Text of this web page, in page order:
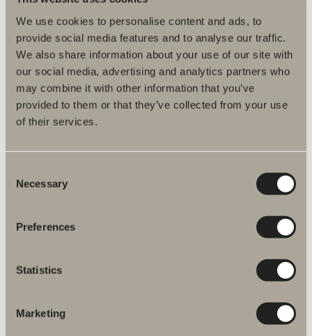
We use cookies to personalise content and ads, to
provide social media features and to analyse our traffic.
We also share information about your use of our site with
our social media, advertising and analytics partners who
may combine it with other information that you’ve
provided to them or that they’ve collected from your use
of their services.
Selection
Necessary
Preferences
Statistics
Marketing
330,00 kr.
Tætningsliste Entré, høj (rund/lige),
På lager
Tætningsliste Skoga, 1stk. 20 mm.